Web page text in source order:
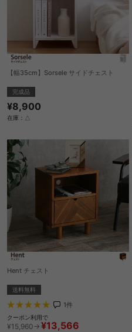
【幅35cm】Sorsele サイドチェスト
完成品
¥8,900
在庫：△
Hent チェスト
送料無料
1件
クーポン利用で
¥15,960→ ¥13,566